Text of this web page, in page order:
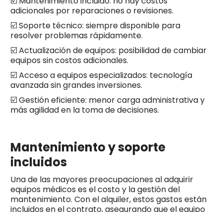
adicionales por reparaciones o revisiones.
☑️ Soporte técnico: siempre disponible para
resolver problemas rápidamente.
☑️ Actualización de equipos: posibilidad de cambiar
equipos sin costos adicionales.
☑️ Acceso a equipos especializados: tecnología
avanzada sin grandes inversiones.
☑️ Gestión eficiente: menor carga administrativa y
más agilidad en la toma de decisiones.
Mantenimiento y soporte
incluidos
Una de las mayores preocupaciones al adquirir
equipos médicos es el costo y la gestión del
mantenimiento. Con el alquiler, estos gastos están
incluidos en el contrato, asegurando que el equipo